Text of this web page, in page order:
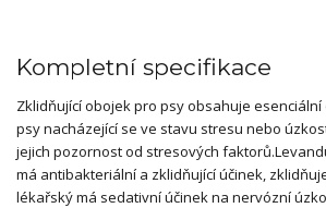
Kompletní specifikace
Zklidňující obojek pro psy obsahuje esenciální
psy nacházející se ve stavu stresu nebo
jejich pozornost od stresových
má antibakteriální a zklidňující účinek,
lékařský má sedativní účinek na nervózní